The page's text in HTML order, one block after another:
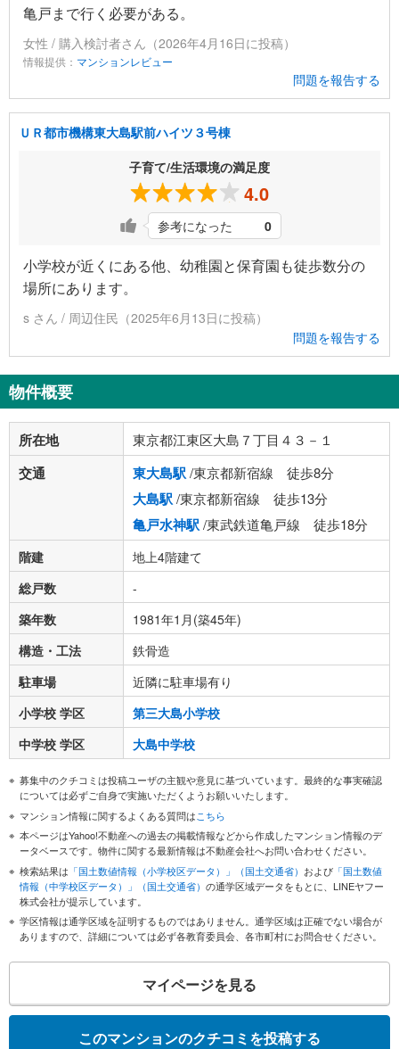
亀戸まで行く必要がある。
女性 / 購入検討者さん（2026年4月16日に投稿）
情報提供： マンションレビュー
問題を報告する
ＵＲ都市機構東大島駅前ハイツ３号棟
子育て/生活環境の満足度
4.0
参考になった 0
小学校が近くにある他、幼稚園と保育園も徒歩数分の
場所にあります。
s さん / 周辺住民（2025年6月13日に投稿）
問題を報告する
物件概要
所在地 東京都江東区大島７丁目４３－１
交通 東大島駅/東京都新宿線 徒歩8分
大島駅/東京都新宿線 徒歩13分
亀戸水神駅/東武鉄道亀戸線 徒歩18分
階建
地上4階建て
総戸数
-
築年数
1981年1月(築45年)
構造・工法
鉄骨造
駐車場
近隣に駐車場有り
小学校 学区
第三大島小学校
中学校 学区
大島中学校
募集中のクチコミは投稿ユーザの主観や意見に基づいています。最終的な事実確認
については必ずご自身で実施いただくようお願いいたします。
マンション情報に関するよくある質問はこちら
本ページはYahoo!不動産への過去の掲載情報などから作成したマンション情報のデ
ータベースです。物件に関する最新情報は不動産会社へお問い合わせください。
検索結果は 「国土数値情報（小学校区データ）」（国土交通省） および 「国土数値
情報（中学校区データ）」（国土交通省） の通学区域データをもとに、LINEヤフー
株式会社が提示しています。
学区情報は通学区域を証明するものではありません。通学区域は正確でない場合が
ありますので、詳細については必ず各教育委員会、各市町村にお問合せください。
マイページを見る
このマンションのクチコミを投稿する